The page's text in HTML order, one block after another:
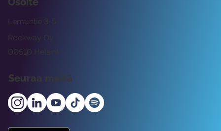
Rockway Oy
Lemuntie 3-5
00510 Helsinki
Seuraa meitä